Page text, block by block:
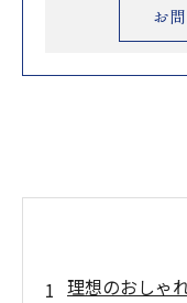
お
理想のおしゃ